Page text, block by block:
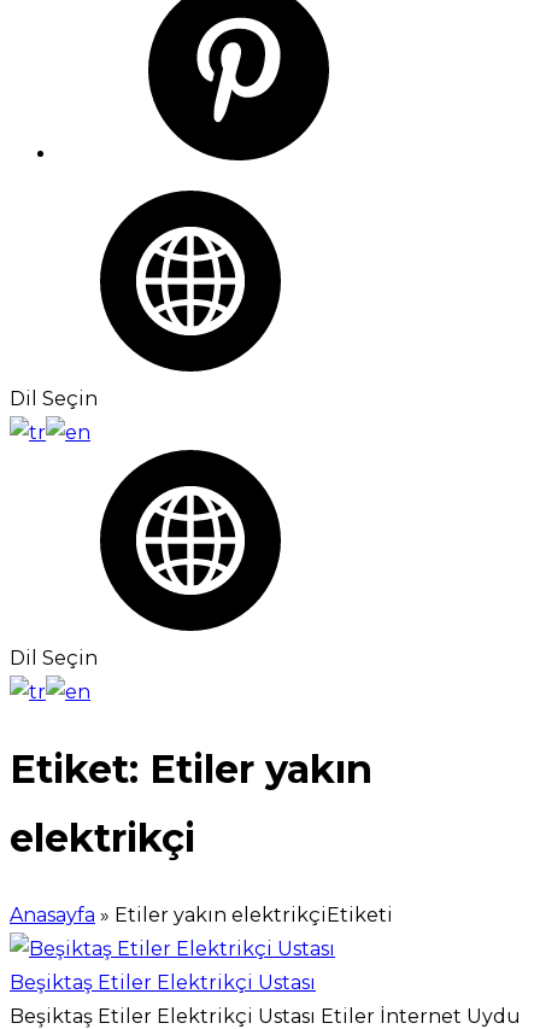
Dil Seçin
Dil Seçin
Etiket: Etiler yakın
elektrikçi
Anasayfa » Etiler yakın elektrikçiEtiketi
Beşiktaş Etiler Elektrikçi Ustası
Beşiktaş Etiler Elektrikçi Ustası Etiler İnternet Uydu